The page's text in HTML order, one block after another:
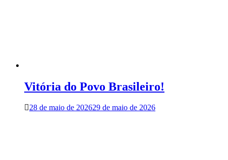
Vitória do Povo Brasileiro!
28 de maio de 202629 de maio de 2026